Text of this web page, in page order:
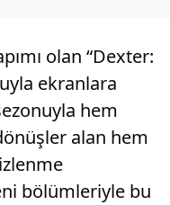
olan “Dexter:
ekranlara
hem
alan hem
bölümleriyle bu